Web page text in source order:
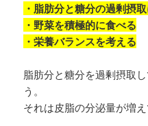
・脂肪分と糖分の過剰摂
・野菜を積極的に食べる
・栄養バランスを考える
脂肪分と糖分を過剰摂取
う。
それは皮脂の分泌量が増え